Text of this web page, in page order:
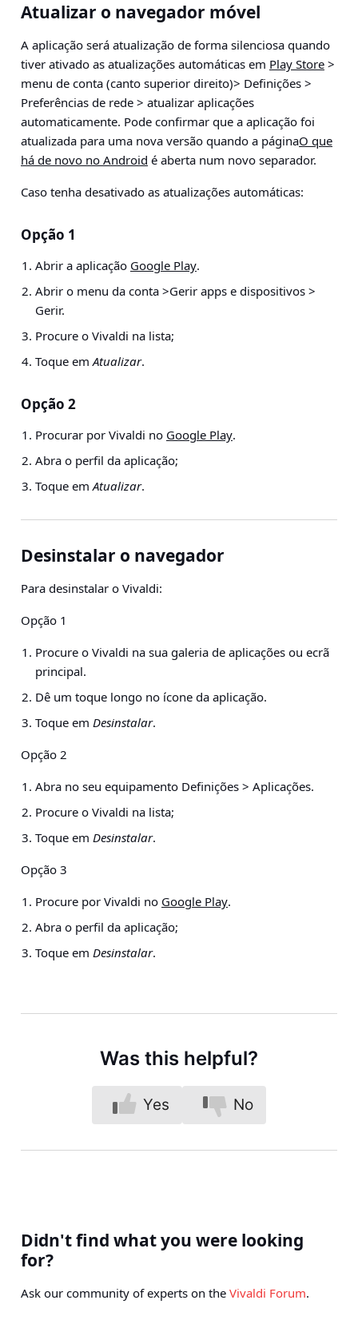
Atualizar o navegador móvel
A aplicação será atualização de forma silenciosa quando
tiver ativado as atualizações automáticas em Play Store >
menu de conta (canto superior direito)> Definições >
Preferências de rede > atualizar aplicações
automaticamente. Pode confirmar que a aplicação foi
atualizada para uma nova versão quando a páginaO que
há de novo no Android é aberta num novo separador.
Caso tenha desativado as atualizações automáticas:
Opção 1
Abrir a aplicação Google Play.
Abrir o menu da conta >Gerir apps e dispositivos >
Gerir.
Procure o Vivaldi na lista;
Toque emAtualizar.
Opção 2
Procurar por Vivaldi no Google Play.
Abra o perfil da aplicação;
Toque emAtualizar.
Desinstalar o navegador
Para desinstalar o Vivaldi:
Opção 1
Procure o Vivaldi na sua galeria de aplicações ou ecrã
principal.
Dê um toque longo no ícone da aplicação.
Toque em Desinstalar.
Opção 2
Abra no seu equipamento Definições > Aplicações.
Procure o Vivaldi na lista;
Toque em Desinstalar.
Opção 3
Procure por Vivaldi no Google Play.
Abra o perfil da aplicação;
Toque em Desinstalar.
Was this helpful?
Yes No
Didn't find what you were looking
for?
Ask our community of experts on the Vivaldi Forum.